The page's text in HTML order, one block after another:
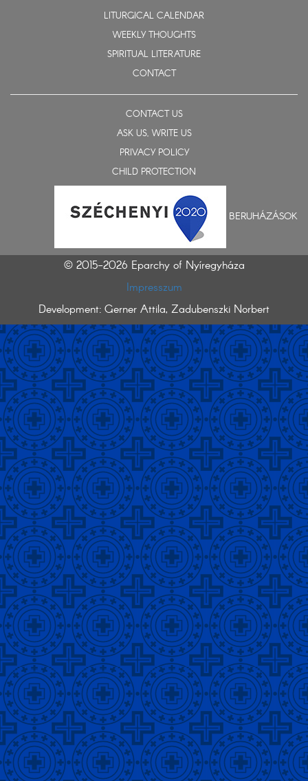
LITURGICAL CALENDAR
WEEKLY THOUGHTS
SPIRITUAL LITERATURE
CONTACT
CONTACT US
ASK US, WRITE US
PRIVACY POLICY
CHILD PROTECTION
BERUHÁZÁSOK
© 2015-2026 Eparchy of Nyíregyháza
Impresszum
Development: Gerner Attila, Zadubenszki Norbert